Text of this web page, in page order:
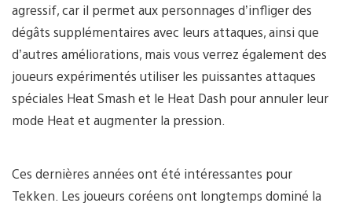
agressif, car il permet aux personnages d’infliger des
dégâts supplémentaires avec leurs attaques, ainsi que
d’autres améliorations, mais vous verrez également des
joueurs expérimentés utiliser les puissantes attaques
spéciales Heat Smash et le Heat Dash pour annuler leur
mode Heat et augmenter la pression.
Ces dernières années ont été intéressantes pour
Tekken. Les joueurs coréens ont longtemps dominé la